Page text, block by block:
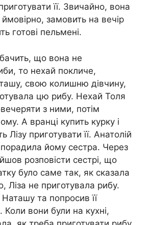
її. Звичайно, вона
ймовірно, замовить на вечір
готові пельмені.
що вона не
то нехай покличе,
свою колишню дівчину,
цю рибу. Нехай Толя
з ними, потім
А вранці купить курку і
Лізу приготувати її. Анатолій
йому сестра. Через
розповісти сестрі, що
було саме так, як сказала
Ліза не приготувала рибу.
та попросив її
Коли вони були на кухні,